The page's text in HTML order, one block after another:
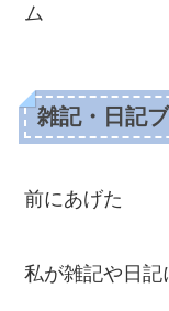
ム
雑記・日記
前にあげた
私が雑記や日記